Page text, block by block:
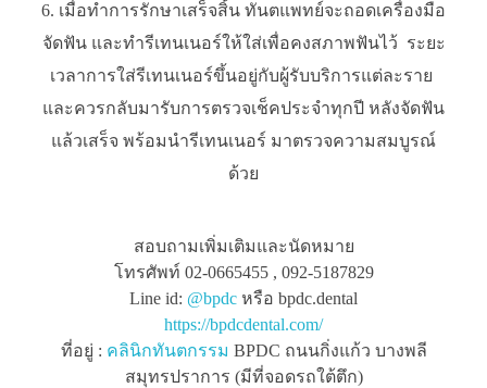
เมื่อทำการรักษาเสร็จสิ้น ทันตแพทย์จะถอดเครื่องมือ
จัดฟัน และทำรีเทนเนอร์ให้ใส่เพื่อคงสภาพฟันไว้ ระยะ
เวลาการใส่รีเทนเนอร์ขึ้นอยู่กับผู้รับบริการแต่ละราย
และควรกลับมารับการตรวจเช็คประจำทุกปี หลังจัดฟัน
แล้วเสร็จ พร้อมนำรีเทนเนอร์ มาตรวจความสมบูรณ์
ด้วย
สอบถามเพิ่มเติมและนัดหมาย
โทรศัพท์ 02-0665455 , 092-5187829
Line id: @bpdc หรือ bpdc.dental
https://bpdcdental.com/
ที่อยู่ : คลินิกทันตกรรม BPDC ถนนกิ่งแก้ว บางพลี
สมุทรปราการ (มีที่จอดรถใต้ตึก)